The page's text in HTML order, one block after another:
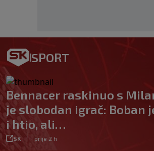
SPORT
Bennacer raskinuo s
je slobodan igrač: Boban
i htio, ali…
SK
|
prije 2 h